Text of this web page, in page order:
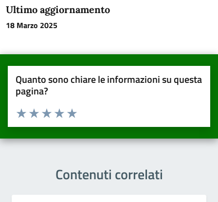
Ultimo aggiornamento
18 Marzo 2025
Quanto sono chiare le informazioni su questa
pagina?
Valuta da 1 a 5 stelle la pagina
Valuta 5 stelle su 5
Valuta 4 stelle su 5
Valuta 3 stelle su 5
Valuta 2 stelle su 5
Valuta una stella su 5
Contenuti correlati